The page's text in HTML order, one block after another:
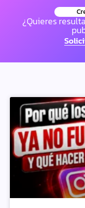
¿Quieres